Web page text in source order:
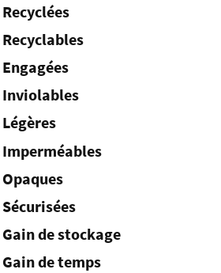
Recyclées
Recyclables
Engagées
Inviolables
Légères
Imperméables
Opaques
Sécurisées
Gain de stockage
Gain de temps